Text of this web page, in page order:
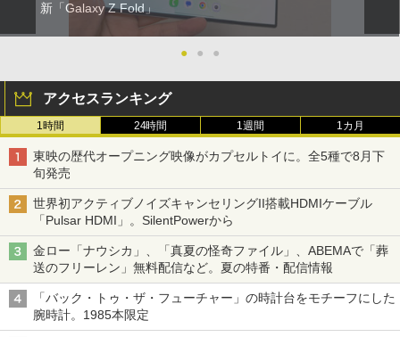
新「Galaxy Z Fold」
● ● ●
アクセスランキング
1時間 24時間 1週間 1カ月
東映の歴代オープニング映像がカプセルトイに。全5種で8月下
旬発売
世界初アクティブノイズキャンセリングII搭載HDMIケーブル
「Pulsar HDMI」。SilentPowerから
金ロー「ナウシカ」、「真夏の怪奇ファイル」、ABEMAで「葬
送のフリーレン」無料配信など。夏の特番・配信情報
「バック・トゥ・ザ・フューチャー」の時計台をモチーフにした
腕時計。1985本限定